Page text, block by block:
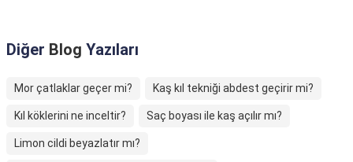
Diğer Blog Yazıları
Mor çatlaklar geçer mi? Kaş kıl tekniği abdest geçirir mi?
Kıl köklerini ne inceltir? Saç boyası ile kaş açılır mı?
Limon cildi beyazlatır mı?